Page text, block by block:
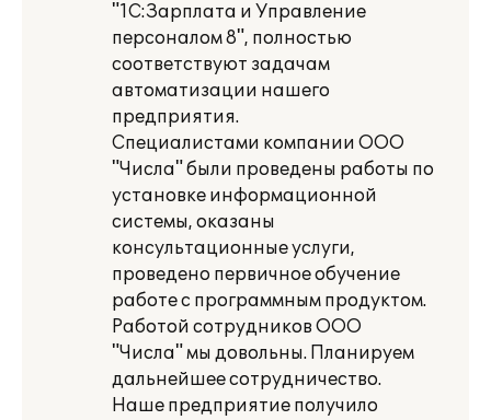
"1С:Зарплата и Управление
персоналом 8", полностью
соответствуют задачам
автоматизации нашего
предприятия.
Специалистами компании ООО
"Числа" были проведены работы по
установке информационной
системы, оказаны
консультационные услуги,
проведено первичное обучение
работе с программным продуктом.
Работой сотрудников ООО
"Числа" мы довольны. Планируем
дальнейшее сотрудничество.
Наше предприятие получило